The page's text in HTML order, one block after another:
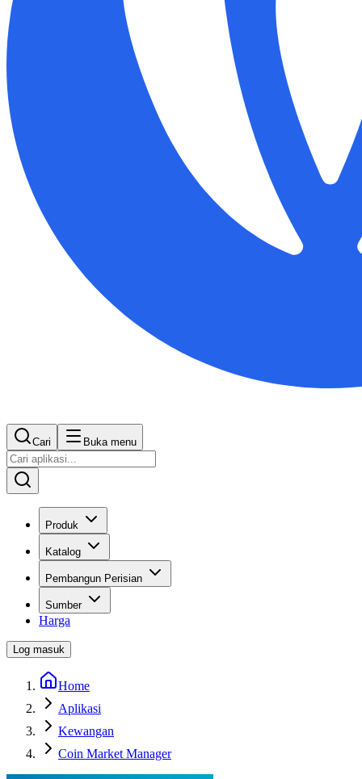
Cari Buka menu
Produk
Katalog
Pembangun Perisian
Sumber
Harga
Log masuk
Home
Aplikasi
Kewangan
Coin Market Manager